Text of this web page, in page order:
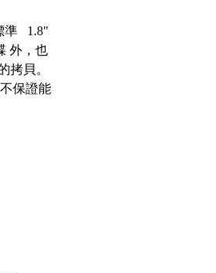
準 1.8"
外，也
拷貝。
保證能